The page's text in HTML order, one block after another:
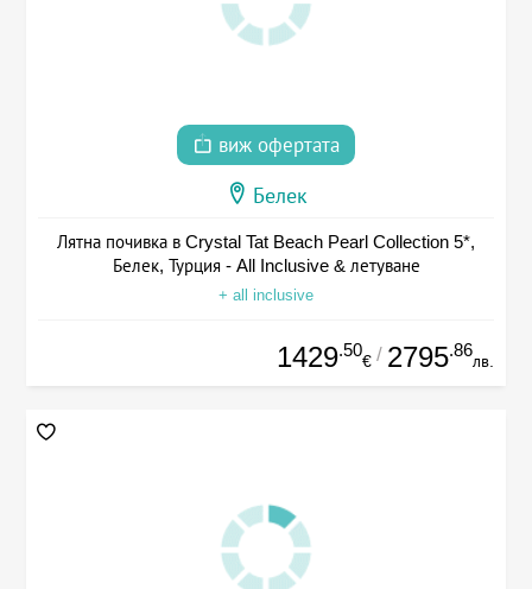
виж офертата
Белек
Лятна почивка в Crystal Tat Beach Pearl Collection 5*,
Белек, Турция - All Inclusive & летуване
+ all inclusive
1429.50
€ / 2795.86
лв.